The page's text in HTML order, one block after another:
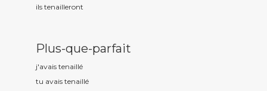
ils tenailleront
Plus-que-parfait
j'avais tenaillé
tu avais tenaillé